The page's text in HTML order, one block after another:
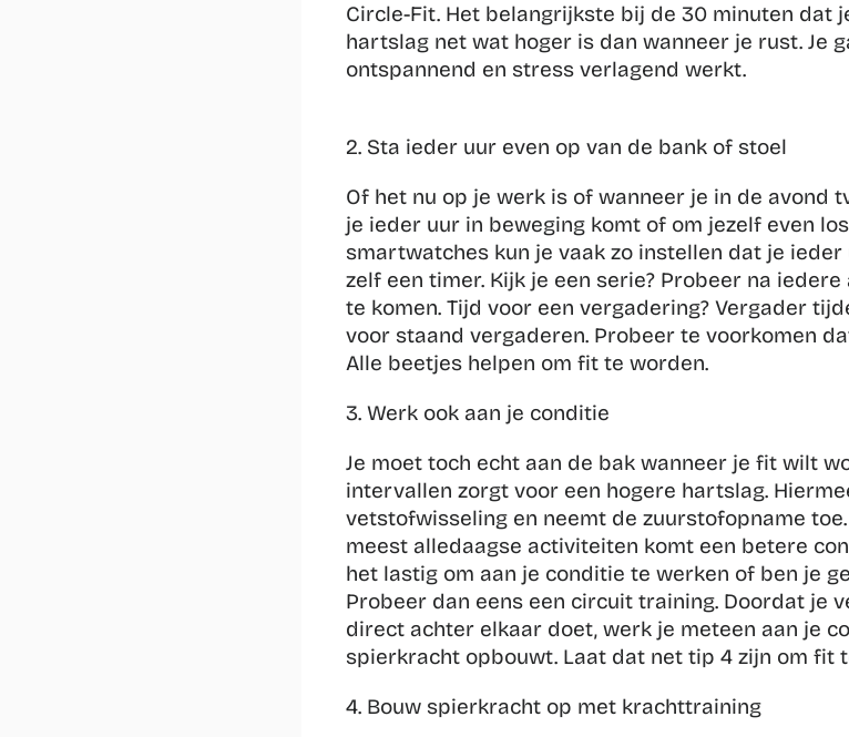
Circle-Fit. Het belangrijkste bij de 30 minuten dat
hartslag net wat hoger is dan wanneer je rust. Je
ontspannend en stress verlagend werkt.
2. Sta ieder uur even op van de bank of stoel
Of het nu op je werk is of wanneer je in de avond
je ieder uur in beweging komt of om jezelf even
smartwatches kun je vaak zo instellen dat je
zelf een timer. Kijk je een serie? Probeer na
te komen. Tijd voor een vergadering? Vergader
voor staand vergaderen. Probeer te voorkomen
Alle beetjes helpen om fit te worden.
3. Werk ook aan je conditie
Je moet toch echt aan de bak wanneer je fit wilt
intervallen zorgt voor een hogere hartslag.
vetstofwisseling en neemt de zuurstofopname
meest alledaagse activiteiten komt een betere
het lastig om aan je conditie te werken of ben je
Probeer dan eens een circuit training. Doordat je
direct achter elkaar doet, werk je meteen aan je
spierkracht opbouwt. Laat dat net tip 4 zijn om fit
4. Bouw spierkracht op met krachttraining